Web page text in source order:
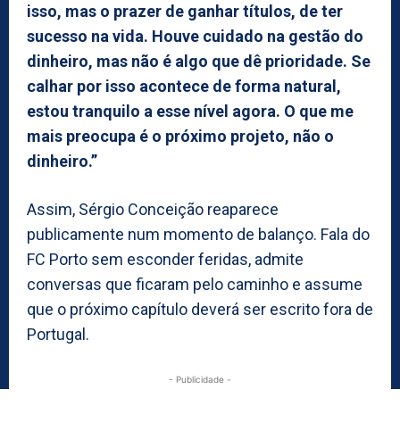
isso, mas o prazer de ganhar títulos, de ter
sucesso na vida. Houve cuidado na gestão do
dinheiro, mas não é algo que dê prioridade. Se
calhar por isso acontece de forma natural,
estou tranquilo a esse nível agora. O que me
mais preocupa é o próximo projeto, não o
dinheiro.”
Assim, Sérgio Conceição reaparece
publicamente num momento de balanço. Fala do
FC Porto sem esconder feridas, admite
conversas que ficaram pelo caminho e assume
que o próximo capítulo deverá ser escrito fora de
Portugal.
- Publicidade -